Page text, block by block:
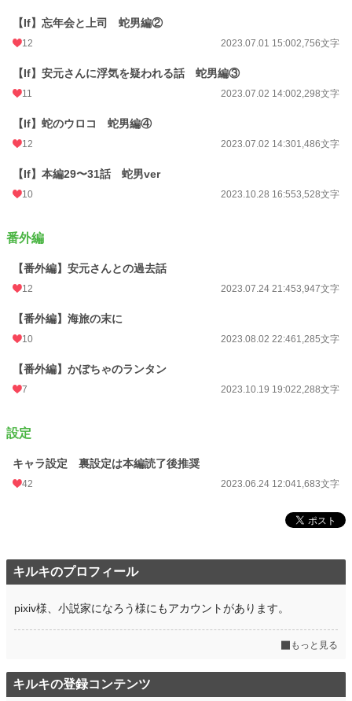
【If】忘年会と上司 蛇男編②
12 2023.07.01 15:002,756文字
【If】安元さんに浮気を疑われる話 蛇男編③
11 2023.07.02 14:002,298文字
【If】蛇のウロコ 蛇男編④
12 2023.07.02 14:301,486文字
【If】本編29〜31話 蛇男ver
10 2023.10.28 16:553,528文字
番外編
【番外編】安元さんとの過去話
12 2023.07.24 21:453,947文字
【番外編】海旅の末に
10 2023.08.02 22:461,285文字
【番外編】かぼちゃのランタン
7 2023.10.19 19:022,288文字
設定
キャラ設定 裏設定は本編読了後推奨
42 2023.06.24 12:041,683文字
キルキのプロフィール
pixiv様、小説家になろう様にもアカウントがあります。
もっと見る
キルキの登録コンテンツ